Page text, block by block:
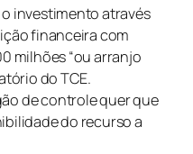
investimento através
financeira com
milhões “ou arranjo
do TCE.
de controle quer que
do recurso a